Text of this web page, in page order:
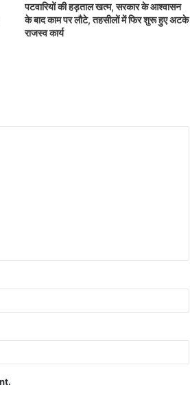
पटवारियों की हड़ताल खत्म, सरकार के आश्वासन
के बाद काम पर लौटे, तहसीलों में फिर शुरू हुए अटके
राजस्व कार्य